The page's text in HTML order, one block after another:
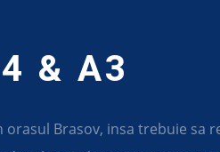
& A3
orasul Brasov, insa trebuie